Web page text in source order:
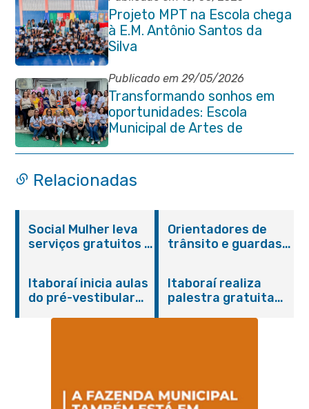
Projeto MPT na Escola chega
à E.M. Antônio Santos da
Silva
Publicado em 29/05/2026
Transformando sonhos em
oportunidades: Escola
Municipal de Artes de
Itaboraí completa 37 anos de
Relacionadas
Social Mulher leva
serviços gratuitos à
sexta-feira (07/08)
Orientadores de
trânsito e guardas
primeiros socorros
em Itaboraí
Itaboraí inicia aulas
do pré-vestibular
Itaboraí realiza
palestra gratuita